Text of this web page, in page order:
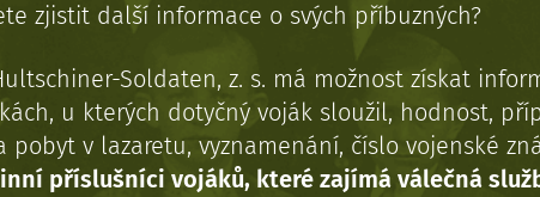
zjistit další informace o svých příbuzných?
Soldaten, z. s. má možnost získat
u kterých dotyčný voják sloužil, hodnost,
pobyt v lazaretu, vyznamenání, číslo vojenské
příslušníci vojáků, které zajímá válečná